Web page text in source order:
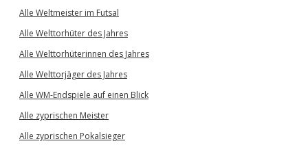
Alle Weltmeister im Futsal
Alle Welttorhüter des Jahres
Alle Welttorhüterinnen des Jahres
Alle Welttorjäger des Jahres
Alle WM-Endspiele auf einen Blick
Alle zyprischen Meister
Alle zyprischen Pokalsieger